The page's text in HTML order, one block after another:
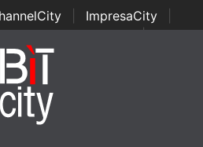
ImpresaCity
Channel Awards | Italian
Italian Security Awards